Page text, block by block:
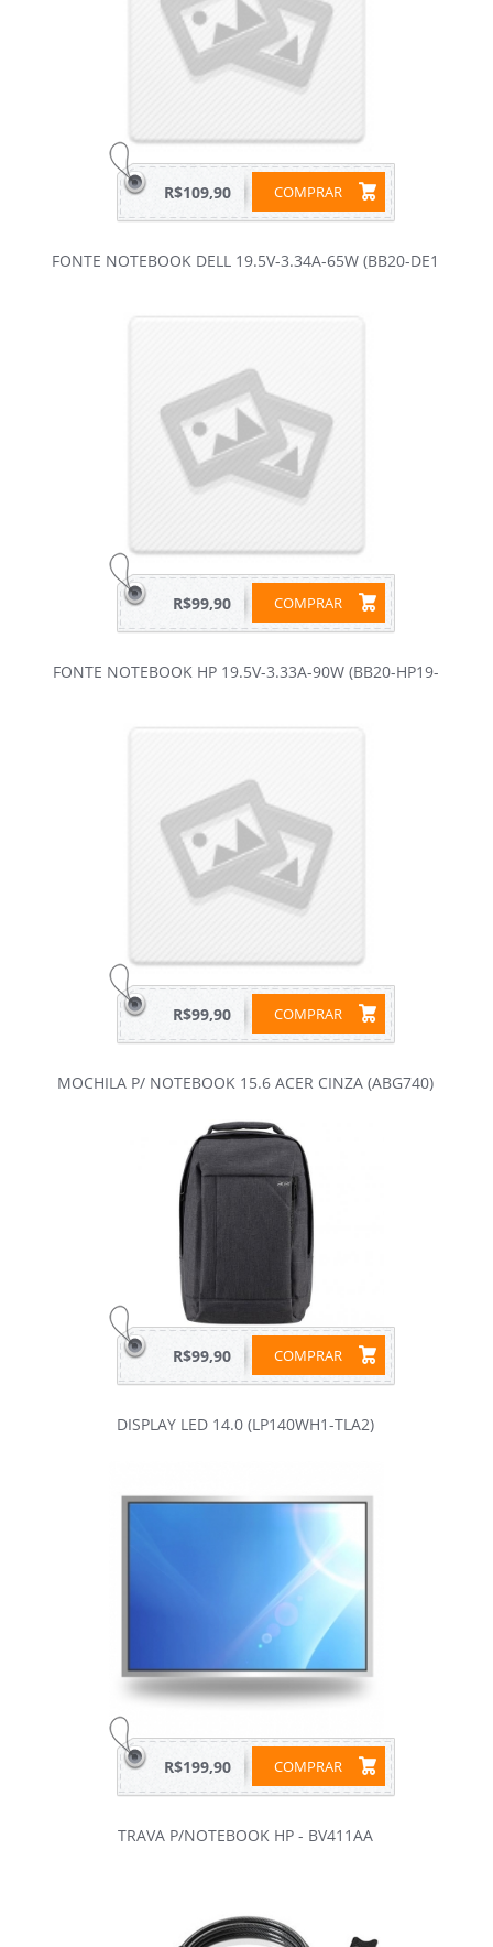
COMPRAR
R$109,90
FONTE NOTEBOOK DELL 19.5V-3.34A-65W (BB20-DE1
COMPRAR
R$99,90
FONTE NOTEBOOK HP 19.5V-3.33A-90W (BB20-HP19-
COMPRAR
R$99,90
MOCHILA P/ NOTEBOOK 15.6 ACER CINZA (ABG740)
COMPRAR
R$99,90
DISPLAY LED 14.0 (LP140WH1-TLA2)
COMPRAR
R$199,90
TRAVA P/NOTEBOOK HP - BV411AA